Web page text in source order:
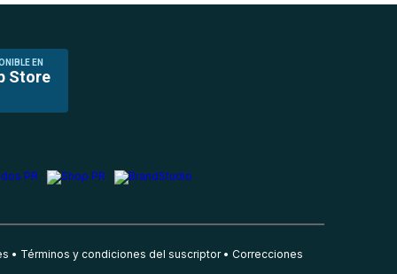
EN
Store
Términos y condiciones del suscriptor Correcciones